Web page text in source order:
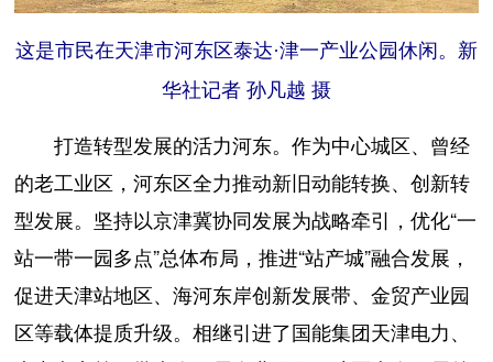
这是市民在天津市河东区泰达·津一产业公园休闲。新
华社记者 孙凡越 摄
打造转型发展的活力河东。作为中心城区、曾经
的老工业区，河东区全力推动新旧动能转换、创新转
型发展。坚持以京津冀协同发展为战略牵引，优化“一
站一带一园多点”总体布局，推进“站产城”融合发展，
促进天津站地区、海河东岸创新发展带、金贸产业园
区等载体提质升级。相继引进了国能集团天津电力、